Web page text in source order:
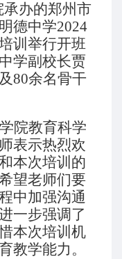
承办的郑州市
德中学2024
训举行开班
学副校长贾
80余名骨干
院教育科学
表示热烈欢
本次培训的
望老师们要
中加强沟通
一步强调了
本次培训机
教学能力。